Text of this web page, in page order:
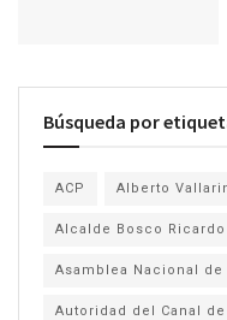
Búsqueda por
ACP Alberto
Alcalde Bosco
Asamblea Nacional de
Autoridad del Canal de